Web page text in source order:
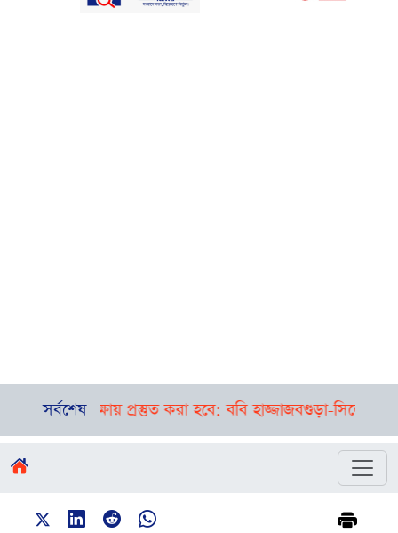
সর্বশেষ
শিক্ষায় প্রস্তুত করা হবে: ববি হাজ্জাজবগুড়া-সিলেটে পৃথক